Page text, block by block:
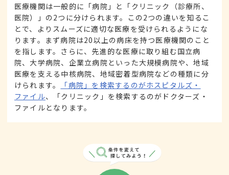
医療機関は一般的に「病院」と「クリニック（診療所、
医院）」の2つに分けられます。この2つの違いを知るこ
とで、よりスムーズに適切な医療を受けられるようにな
ります。まず病院は20以上の病床を持つ医療機関のこと
を指します。さらに、先進的な医療に取り組む国立病
院、大学病院、企業立病院といった大規模病院や、地域
医療を支える中核病院、地域密着型病院などの種類に分
けられます。
「病院」を検索するのがホスピタルズ・
ファイル、「クリニック」を検索するのがドクターズ・
ファイルとなります。